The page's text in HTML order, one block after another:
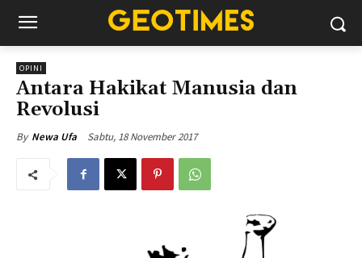
OPINI
Antara Hakikat Manusia dan
Revolusi
By Newa Ufa Sabtu, 18 November 2017